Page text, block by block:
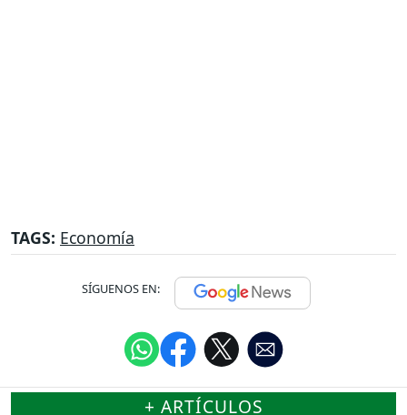
TAGS: Economía
SÍGUENOS EN:
+ ARTÍCULOS